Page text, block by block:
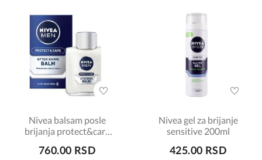
Nivea balsam posle
brijanja protect&care
760.00 RSD
Nivea gel za brijanje
sensitive 200ml
425.00 RSD